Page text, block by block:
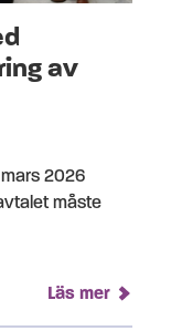
av
2026
måste
Läs mer